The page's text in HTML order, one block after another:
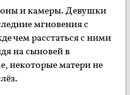
и камеры. Девушки
мгновения с
чем расстаться с ними
на сыновей в
некоторые матери не